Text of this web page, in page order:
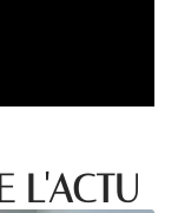
L'ACTU